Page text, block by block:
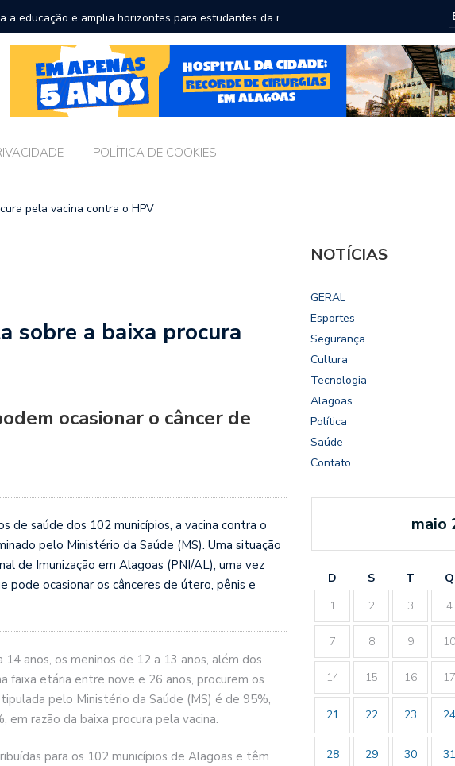
e amplia horizontes para estudantes da rede
Chico Filho destaca potencial
Internacional de Maceió
POLÍTICA DE COOKIES
pela vacina contra o HPV
sobre a baixa procura
ocasionar o câncer de
de saúde dos 102 municípios, a vacina contra o
pelo Ministério da Saúde (MS). Uma situação
de Imunização em Alagoas (PNI/AL), uma vez
pode ocasionar os cânceres de útero, pênis e
anos, os meninos de 12 a 13 anos, além dos
faixa etária entre nove e 26 anos, procurem os
pelo Ministério da Saúde (MS) é de 95%,
razão da baixa procura pela vacina.
para os 102 municípios de Alagoas e têm
NOTÍCIAS
GERAL
Esportes
Segurança
Cultura
Tecnologia
Alagoas
Política
Saúde
Contato
maio
D S T Q
1
2 3 4
7 8 9 10
14 15 16 17
21 22 23 24
28 29 30 31